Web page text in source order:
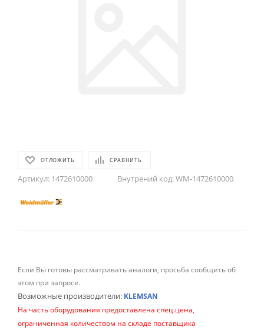
ОТЛОЖИТЬ СРАВНИТЬ
Артикул: 1472610000 Внутрений код:WM-1472610000
Если Вы готовы рассматривать аналоги, просьба сообщить об
этом при запросе.
Возможные производители: KLEMSAN
На часть оборудования предоставлена спец.цена,
ограниченная количеством на складе поставщика